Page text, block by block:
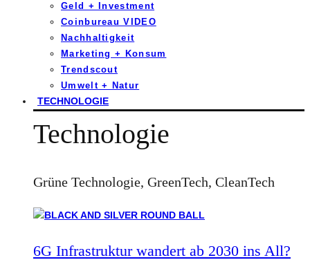
Geld + Investment
Coinbureau VIDEO
Nachhaltigkeit
Marketing + Konsum
Trendscout
Umwelt + Natur
TECHNOLOGIE
Technologie
Grüne Technologie, GreenTech, CleanTech
6G Infrastruktur wandert ab 2030 ins All?